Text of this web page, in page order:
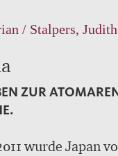
/ Stalpers, Judith
ZUR
wurde Japan